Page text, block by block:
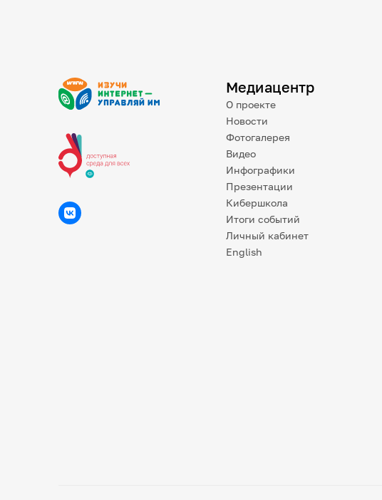
Медиацентр
О проекте
Новости
Фотогалерея
Видео
Инфографики
Презентации
Кибершкола
Итоги событий
Личный кабинет
English